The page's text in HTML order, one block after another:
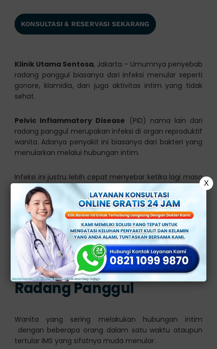
KONSULTASI & RESERVASI SEKARANG
Klinik Utama Sentosa, Jakarta – Umumnya penyebab
radang panggul biasanya dari infeksi menular seperti
gonore, klamidia, dan juga aktivitas intim yang tidak
sehat.
Pelvic Inflammatory Disease (PID) nama lain dari
radang panggul merupakan infeksi di organ reproduktif
wanita. Adanya penyakit ini biasanya dari bakteri yang
menularkan melalui hubungan intim.
Infeksi ini justru lebih cepat menyebar ketika lagi masa
menstruasi. Penyakit ini bisa melukai tuba fallopi dan
juga ovarium. Akibatnya wanita yang menderita jadi
sulit untuk hamil ataupun kehamilan diluar rahim.
[ez-toc]
Penyebab serta Faktor
Risiko yang Timbul dari
Radang Panggul
Wanita yang sering melakukan hubungan intim
dengan beberapa orang dalam satu waktu ataupun
tertular IMS yang sifatnya muda menular.
X